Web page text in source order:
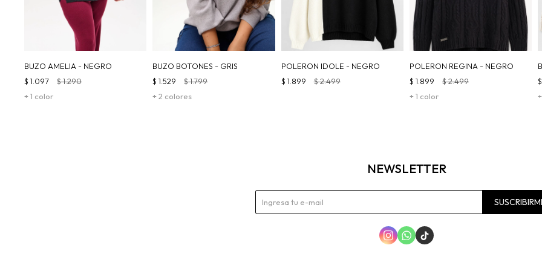
BUZO AMELIA - NEGRO
+ 1 color
$ 1.097 $1.290
BUZO BOTONES - GRIS
+ 2 colores
$ 1.529 $1.799
POLERON IDOLE - NEGRO
$ 1.899 $2.499
POLERON REGINA - NEGRO
+ 1 color
$ 1.899 $2.499 $
NEWSLETTER
  